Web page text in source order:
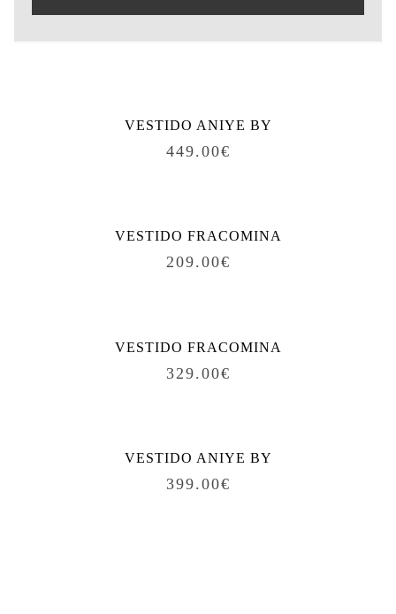
VESTIDO ANIYE BY
449.00€
VESTIDO FRACOMINA
209.00€
VESTIDO FRACOMINA
329.00€
VESTIDO ANIYE BY
399.00€